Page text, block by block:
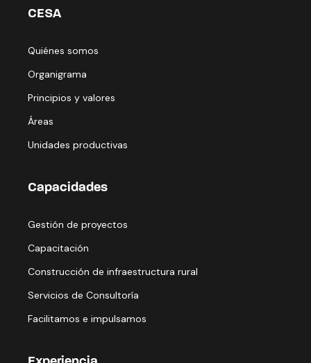
CESA
Quiénes somos
Organigrama
Principios y valores
Áreas
Unidades productivas
Capacidades
Gestión de proyectos
Capacitación
Construcción de infraestructura rural
Servicios de Consultoría
Facilitamos e impulsamos